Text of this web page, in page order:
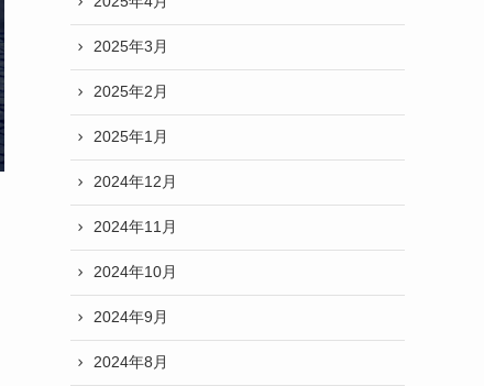
2025年3月
2025年2月
2025年1月
2024年12月
2024年11月
2024年10月
2024年9月
2024年8月